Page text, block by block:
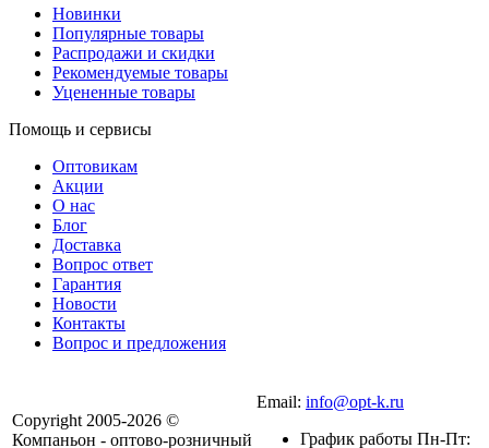
Новинки
Популярные товары
Распродажи и скидки
Рекомендуемые товары
Уцененные товары
Помощь и сервисы
Оптовикам
Акции
О нас
Блог
Доставка
Вопрос ответ
Гарантия
Новости
Контакты
Вопрос и предложения
Copyright 2005-2026 ©
Компаньон - оптово-розничный
Email: info@opt-k.ru
График работы Пн-Пт: